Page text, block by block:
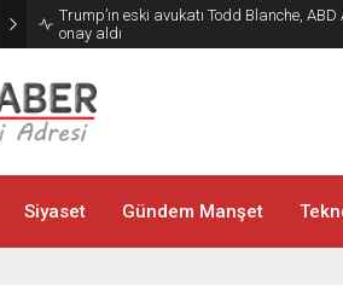
Trump’ın eski avukatı Todd Blanche,
onay aldı
Siyaset Gündem Manşet